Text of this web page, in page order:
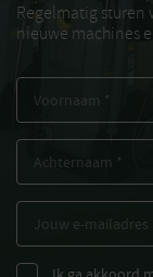
Regelmatig
nieuwe machines